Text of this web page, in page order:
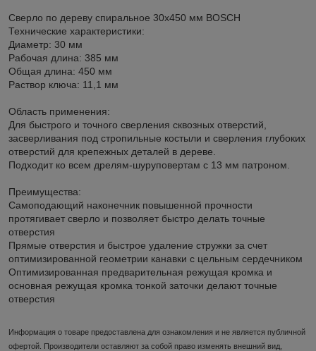
Сверло по дереву спиральное 30х450 мм BOSCH
Технические характеристики:
Диаметр: 30 мм
Рабочая длина: 385 мм
Общая длина: 450 мм
Раствор ключа: 11,1 мм
Область применения:
Для быстрого и точного сверления сквозных отверстий,
засверливания под стропильные костыли и сверления глубоких
отверстий для крепежных деталей в дереве.
Подходит ко всем дрелям-шуруповертам с 13 мм патроном.
Преимущества:
Самоподающий наконечник повышенной прочности
протягивает сверло и позволяет быстро делать точные
отверстия
Прямые отверстия и быстрое удаление стружки за счет
оптимизированной геометрии канавки с цельным сердечником
Оптимизированная предварительная режущая кромка и
основная режущая кромка тонкой заточки делают точные
отверстия
Информация о товаре предоставлена для ознакомления и не является публичной
офертой. Производители оставляют за собой право изменять внешний вид,